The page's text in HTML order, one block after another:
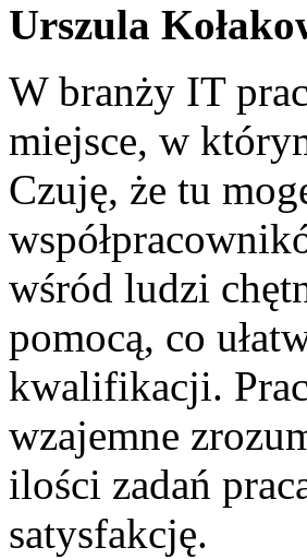
Urszula
W branży IT
miejsce, w
Czuję, że tu
wśród ludzi
pomocą, co
kwalifikacji.
wzajemne
ilości zadań
satysfakcję.